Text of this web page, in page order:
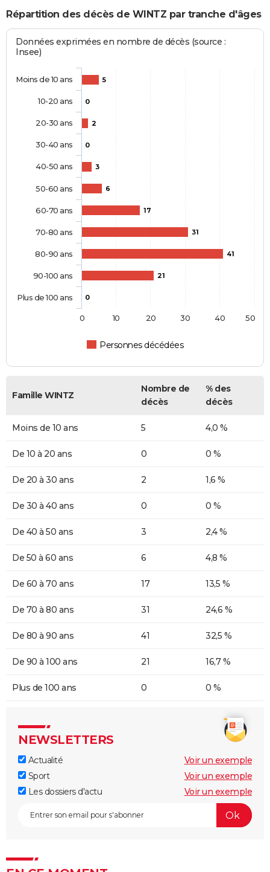
Répartition des décès de WINTZ par tranche d'âges
Données exprimées en nombre de décès (source :
Insee)
5
0
2
0
3
6
17
31
41
21
0
Personnes décédées
Moins de 10 ans
10-20 ans
20-30 ans
30-40 ans
40-50 ans
50-60 ans
60-70 ans
70-80 ans
80-90 ans
90-100 ans
Plus de 100 ans
0 10 20 30 40 50
Famille WINTZ
Nombre de
décès
% des
décès
Moins de 10 ans 5 4,0 %
De 10 à 20 ans 0 0 %
De 20 à 30 ans 2 1,6 %
De 30 à 40 ans 0 0 %
De 40 à 50 ans 3 2,4 %
De 50 à 60 ans 6 4,8 %
De 60 à 70 ans 17 13,5 %
De 70 à 80 ans 31 24,6 %
De 80 à 90 ans 41 32,5 %
De 90 à 100 ans 21 16,7 %
Plus de 100 ans 0 0 %
NEWSLETTERS
Actualité
Voir un exemple
Sport
Voir un exemple
Les dossiers d'actu
Voir un exemple